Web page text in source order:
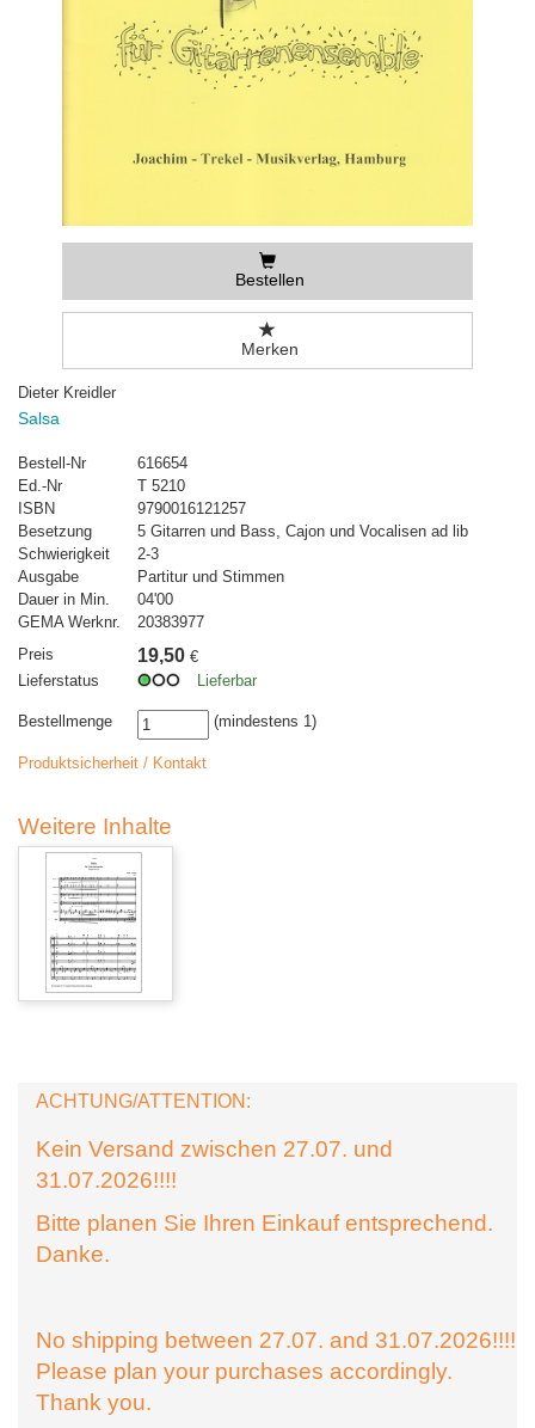
Bestellen
Merken
Dieter Kreidler
Salsa
Bestell-Nr
616654
Ed.-Nr
T 5210
ISBN
9790016121257
Besetzung
5 Gitarren und Bass, Cajon und Vocalisen ad lib
Schwierigkeit
2-3
Ausgabe
Partitur und Stimmen
Dauer in Min.
04'00
GEMA Werknr.
20383977
Preis
19,50 €
Lieferstatus
Lieferbar
Bestellmenge (mindestens 1)
Produktsicherheit / Kontakt
Weitere Inhalte
ACHTUNG/ATTENTION:
Kein Versand zwischen 27.07. und
31.07.2026!!!!
Bitte planen Sie Ihren Einkauf entsprechend.
Danke.
No shipping between 27.07. and 31.07.2026!!!!
Please plan your purchases accordingly.
Thank you.